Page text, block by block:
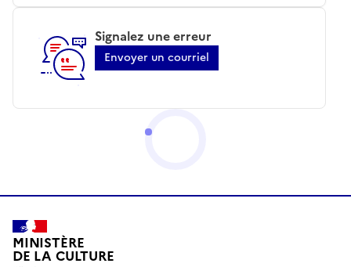
Signalez une erreur
Envoyer un courriel
MINISTÈRE
DE LA CULTURE